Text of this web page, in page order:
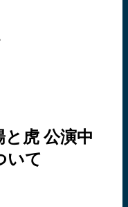
と虎 公演中
いて